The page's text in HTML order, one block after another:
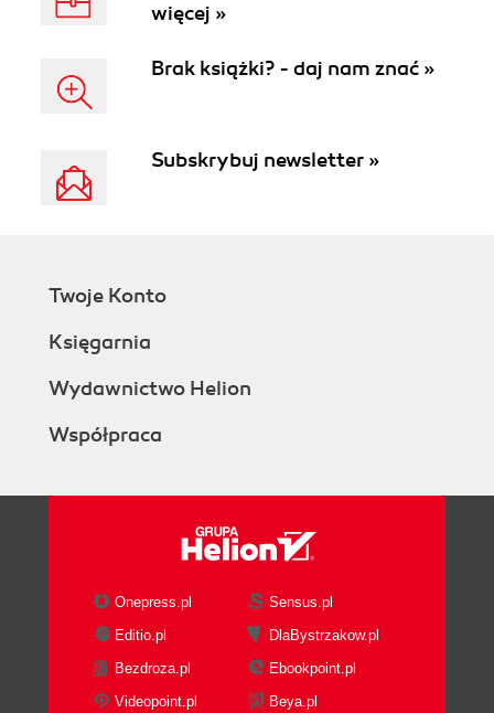
więcej »
Brak książki? - daj nam znać »
Subskrybuj newsletter »
Twoje Konto
Księgarnia
Wydawnictwo Helion
Współpraca
Onepress.pl
Sensus.pl
Editio.pl
DlaBystrzakow.pl
Bezdroza.pl
Ebookpoint.pl
Videopoint.pl
Beya.pl